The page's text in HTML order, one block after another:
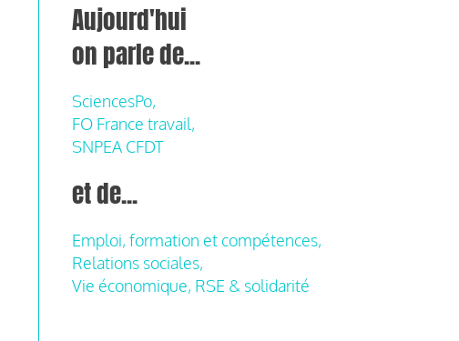
Aujourd'hui
on parle de...
SciencesPo,
FO France travail,
SNPEA CFDT
et de...
Emploi, formation et compétences,
Relations sociales,
Vie économique, RSE & solidarité